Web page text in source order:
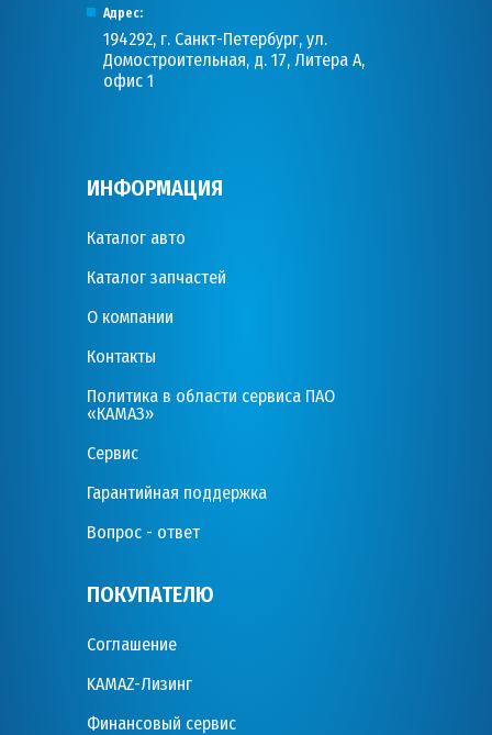
Адрес:
194292, г. Санкт-Петербург, ул.
Домостроительная, д. 17, Литера А,
офис 1
ИНФОРМАЦИЯ
Каталог авто
Каталог запчастей
О компании
Контакты
Политика в области сервиса ПАО
«КАМАЗ»
Сервис
Гарантийная поддержка
Вопрос - ответ
ПОКУПАТЕЛЮ
Соглашение
KAMAZ-Лизинг
Финансовый сервис